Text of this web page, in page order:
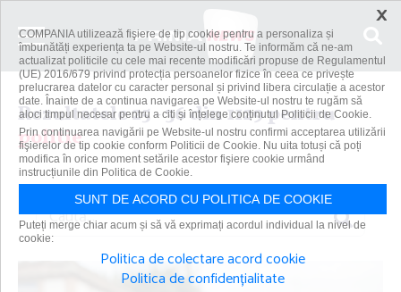
Rezultatele 25 - 36 din 1129 pentru
politie
Caută
×
COMPANIA utilizează fişiere de tip cookie pentru a personaliza și
îmbunătăți experiența ta pe Website-ul nostru. Te informăm că ne-am
actualizat politicile cu cele mai recente modificări propuse de Regulamentul
(UE) 2016/679 privind protecția persoanelor fizice în ceea ce privește
prelucrarea datelor cu caracter personal și privind libera circulație a acestor
date. Înainte de a continua navigarea pe Website-ul nostru te rugăm să
aloci timpul necesar pentru a citi și înțelege conținutul Politicii de Cookie.
Prin continuarea navigării pe Website-ul nostru confirmi acceptarea utilizării
fişierelor de tip cookie conform Politicii de Cookie. Nu uita totuși că poți
modifica în orice moment setările acestor fişiere cookie urmând
instrucțiunile din Politica de Cookie.
SUNT DE ACORD CU POLITICA DE COOKIE
Puteți merge chiar acum și să vă exprimați acordul individual la nivel de
cookie:
Politica de colectare acord cookie
Politica de confidențialitate